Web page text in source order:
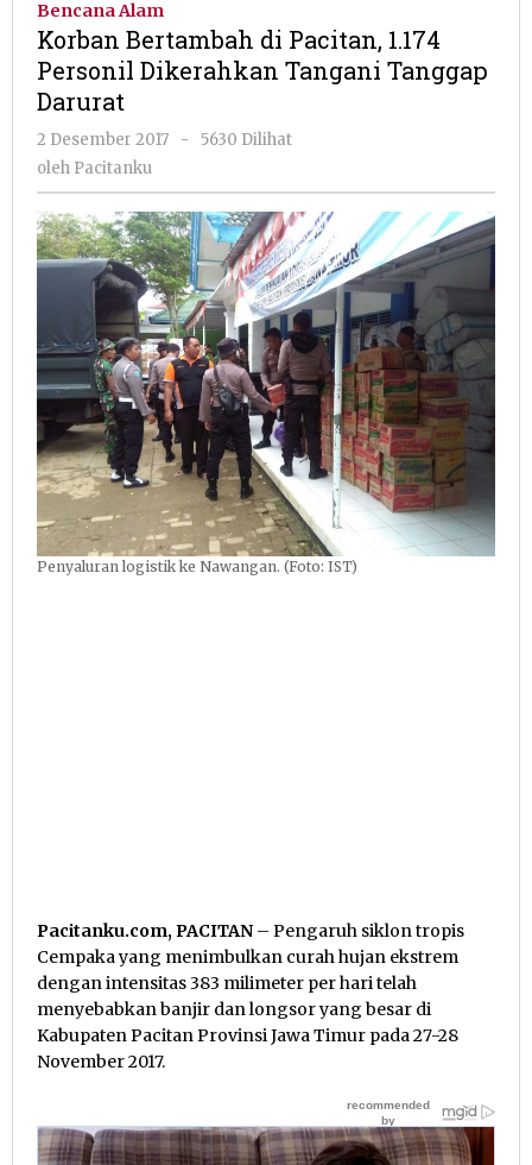
Personil
Bencana Alam
Korban Bertambah di Pacitan, 1.174
Personil Dikerahkan Tangani Tanggap
Darurat
2 Desember 2017
oleh
-
5630 Dilihat
oleh Pacitanku
Penyaluran logistik ke Nawangan. (Foto: IST)
Pacitanku.com, PACITAN – Pengaruh siklon tropis
Cempaka yang menimbulkan curah hujan ekstrem
dengan intensitas 383 milimeter per hari telah
menyebabkan banjir dan longsor yang besar di
Kabupaten Pacitan Provinsi Jawa Timur pada 27-28
November 2017.